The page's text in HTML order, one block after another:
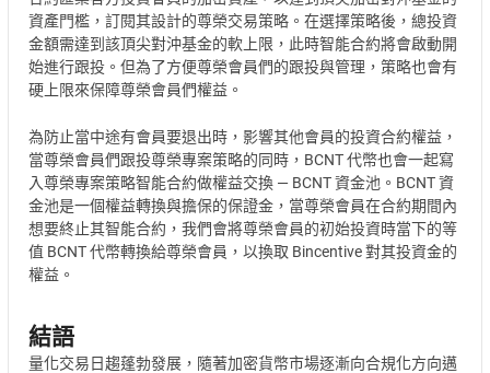
資產門檻，訂閱其設計的尊榮交易策略。在選擇策略後，總投資
金額需達到該頂尖對沖基金的軟上限，此時智能合約將會啟動開
始進行跟投。但為了方便尊榮會員們的跟投與管理，策略也會有
硬上限來保障尊榮會員們權益。
為防止當中途有會員要退出時，影響其他會員的投資合約權益，
當尊榮會員們跟投尊榮專案策略的同時，BCNT 代幣也會一起寫
入尊榮專案策略智能合約做權益交換 — BCNT 資金池。BCNT 資
金池是一個權益轉換與擔保的保證金，當尊榮會員在合約期間內
想要終止其智能合約，我們會將尊榮會員的初始投資時當下的等
值 BCNT 代幣轉換給尊榮會員，以換取 Bincentive 對其投資金的
權益。
結語
量化交易日趨蓬勃發展，隨著加密貨幣市場逐漸向合規化方向邁